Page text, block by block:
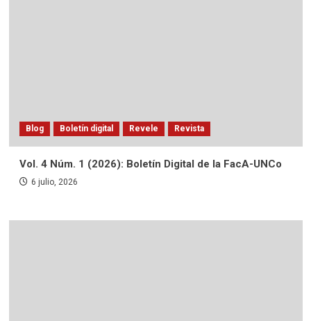
Blog Boletín digital Revele Revista
Vol. 4 Núm. 1 (2026): Boletín Digital de la FacA-UNCo
6 julio, 2026